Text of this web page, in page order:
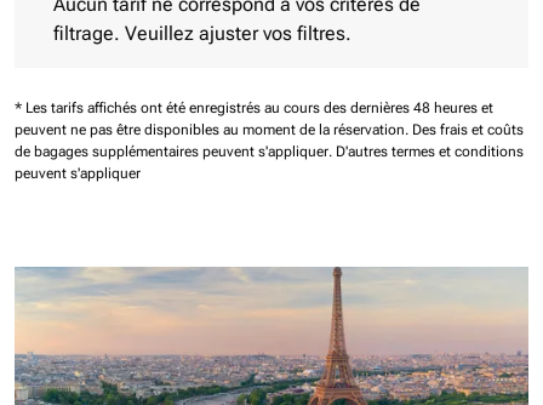
Aucun tarif ne correspond à vos critères de
filtrage. Veuillez ajuster vos filtres.
* Les tarifs affichés ont été enregistrés au cours des dernières 48 heures et
peuvent ne pas être disponibles au moment de la réservation. Des frais et coûts
de bagages supplémentaires peuvent s'appliquer. D'autres termes et conditions
peuvent s'appliquer